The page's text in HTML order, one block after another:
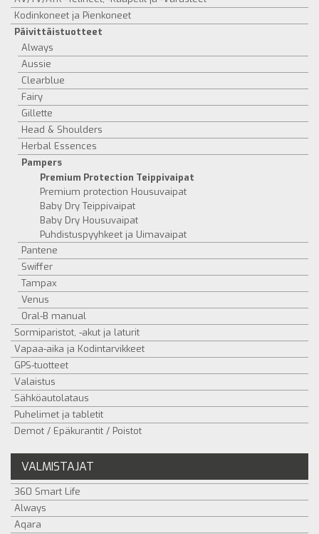
Kodinkoneet ja Pienkoneet
Päivittäistuotteet
Always
Aussie
Clearblue
Fairy
Gillette
Head & Shoulders
Herbal Essences
Pampers
Premium Protection Teippivaipat
Premium protection Housuvaipat
Baby Dry Teippivaipat
Baby Dry Housuvaipat
Puhdistuspyyhkeet ja Uimavaipat
Pantene
Swiffer
Tampax
Venus
Oral-B manual
Sormiparistot, -akut ja laturit
Vapaa-aika ja Kodintarvikkeet
GPS-tuotteet
Valaistus
Sähköautolataus
Puhelimet ja tabletit
Demot / Epäkurantit / Poistot
VALMISTAJAT
360 Smart Life
Always
Aqara